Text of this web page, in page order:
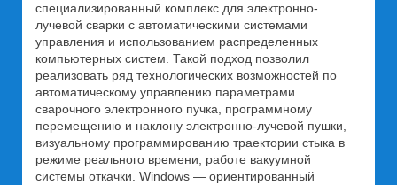
специализированный комплекс для электронно-
лучевой сварки с автоматическими системами
управления и использованием распределенных
компьютерных систем. Такой подход позволил
реализовать ряд технологических возможностей по
автоматическому управлению параметрами
сварочного электронного пучка, программному
перемещению и наклону электронно-лучевой пушки,
визуальному программированию траектории стыка в
режиме реального времени, работе вакуумной
системы откачки. Windows — ориентированный